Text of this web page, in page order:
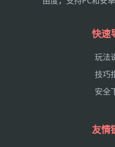
快速
玩法
技巧
安全
友情